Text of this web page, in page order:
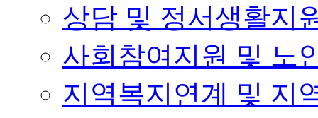
상담 및 정서생활지
사회참여지원 및 노
지역복지연계 및 지